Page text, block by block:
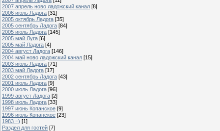
2007 апрель ново ладожский канал [8]
2006 июль Ладога [31]
2005 октябрь Ладога [35]
2005 сентябрь Ладога [84]
2005 июль Ладога [145]
2005 май Луга [6]
2005 май Ладога [4]
2004 август Ладога [146]
2004 май ново ладожский канал [15]
2003 июль Ладога [71]
2003 май Ладога [17]
2002 сентябрь Ладога [43]
2001 июль Ладога [9]
2000 июль Ладога [96]
1999 август Ладога [2]
1998 июль Ладога [33]
1997 июнь Копанское [9]
1996 июль Копанское [23]
1983 =) [1]
Раздел для гостей [7]